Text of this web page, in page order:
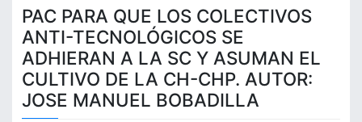
PAC PARA QUE LOS COLECTIVOS
ANTI-TECNOLÓGICOS SE
ADHIERAN A LA SC Y ASUMAN EL
CULTIVO DE LA CH-CHP. AUTOR:
JOSE MANUEL BOBADILLA